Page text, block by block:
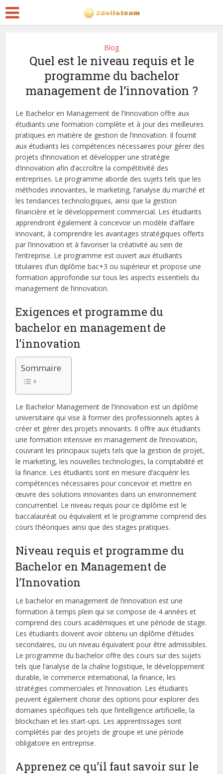
Blog
Quel est le niveau requis et le
programme du bachelor
management de l’innovation ?
Le Bachelor en Management de l’Innovation offre aux
étudiants une formation complète et à jour des meilleures
pratiques en matière de gestion de l’innovation. Il fournit
aux étudiants les compétences nécessaires pour gérer des
projets d’innovation et développer une stratégie
d’innovation afin d’accroître la compétitivité des
entreprises. Le programme aborde des sujets tels que les
méthodes innovantes, le marketing, l’analyse du marché et
les tendances technologiques, ainsi que la gestion
financière et le développement commercial. Les étudiants
apprendront également à concevoir un modèle d’affaire
innovant, à comprendre les avantages stratégiques offerts
par l’innovation et à favoriser la créativité au sein de
l’entreprise. Le programme est ouvert aux étudiants
titulaires d’un diplôme bac+3 ou supérieur et propose une
formation approfondie sur tous les aspects essentiels du
management de l’innovation.
Exigences et programme du
bachelor en management de
l’innovation
Sommaire
Le Bachelor Management de l’Innovation est un diplôme
universitaire qui vise à former des professionnels aptes à
créer et gérer des projets innovants. Il offre aux étudiants
une formation intensive en management de l’innovation,
couvrant les principaux sujets tels que la gestion de projet,
le marketing, les nouvelles technologies, la comptabilité et
la finance. Les étudiants sont en mesure d’acquérir les
compétences nécessaires pour concevoir et mettre en
œuvre des solutions innovantes dans un environnement
concurrentiel. Le niveau requis pour ce diplôme est le
baccalauréat ou équivalent et le programme comprend des
cours théoriques ainsi que des stages pratiques.
Niveau requis et programme du
Bachelor en Management de
l’Innovation
Le bachelor en management de l’innovation est une
formation à temps plein qui se compose de 4 années et
comprend des cours académiques et une période de stage.
Les étudiants doivent avoir obtenu un diplôme d’études
secondaires, ou un niveau équivalent pour être admissibles.
Le programme du bachelor offre des cours sur des sujets
tels que l’analyse de la chaîne logistique, le développement
durable, le commerce international, la finance, les
stratégies commerciales et l’innovation. Les étudiants
peuvent également choisir des options pour explorer des
domaines spécifiques tels que l’intelligence artificielle, la
blockchain et les start-ups. Les apprentissages sont
complétés par des projets de groupe et une période
obligatoire en entreprise.
Apprenez ce qu’il faut savoir sur le